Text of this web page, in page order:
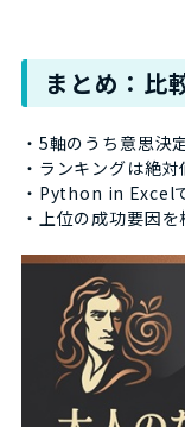
まとめ：比
・5軸のうち意思決
・ランキングは絶
・Python in Excel
・上位の成功要因